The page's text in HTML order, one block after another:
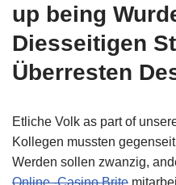
up being
Diesseitigen
Überresten
Etliche Volk as part of
Kollegen mussten
Werden sollen zwanzig,
Online -Casino Brite